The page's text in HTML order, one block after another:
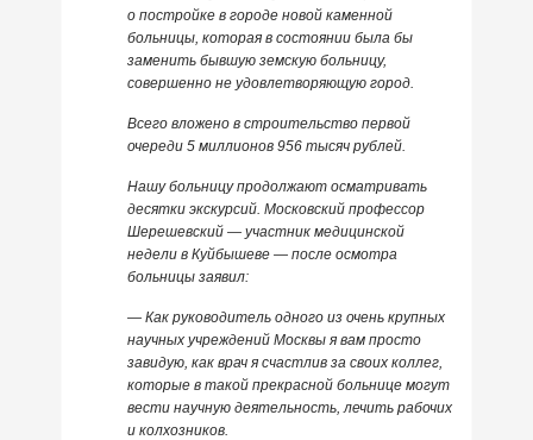
о постройке в городе новой каменной
больницы, которая в состоянии была бы
заменить бывшую земскую больницу,
совершенно не удовлетворяющую город.
Всего вложено в строительство первой
очереди 5 миллионов 956 тысяч рублей.
Нашу больницу продолжают осматривать
десятки экскурсий. Московский профессор
Шерешевский — участник медицинской
недели в Куйбышеве — после осмотра
больницы заявил:
— Как руководитель одного из очень крупных
научных учреждений Москвы я вам просто
завидую, как врач я счастлив за своих коллег,
которые в такой прекрасной больнице могут
вести научную деятельность, лечить рабочих
и колхозников.